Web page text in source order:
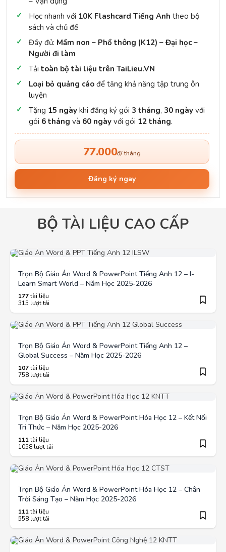
Học nhanh với 10K Flashcard Tiếng Anh theo bộ
sách và chủ đề
Đầy đủ: Mầm non – Phổ thông (K12) – Đại học –
Người đi làm
Tải toàn bộ tài liệu trên TaiLieu.VN
Loại bỏ quảng cáo để tăng khả năng tập trung ôn
luyện
Tặng 15 ngày khi đăng ký gói 3 tháng, 30 ngày với
gói 6 tháng và 60 ngày với gói 12 tháng.
77.000đ/ tháng
Đăng ký ngay
BỘ TÀI LIỆU CAO CẤP
Trọn Bộ Giáo Án Word & PowerPoint Tiếng Anh 12 – I-
Learn Smart World – Năm Học 2025-2026
177tài liệu
315 lượt tải
Trọn Bộ Giáo Án Word & PowerPoint Tiếng Anh 12 –
Global Success – Năm Học 2025-2026
107tài liệu
758 lượt tải
Trọn Bộ Giáo Án Word & PowerPoint Hóa Học 12 – Kết Nối
Tri Thức – Năm Học 2025-2026
111tài liệu
1058 lượt tải
Trọn Bộ Giáo Án Word & PowerPoint Hóa Học 12 – Chân
Trời Sáng Tạo – Năm Học 2025-2026
111tài liệu
558 lượt tải